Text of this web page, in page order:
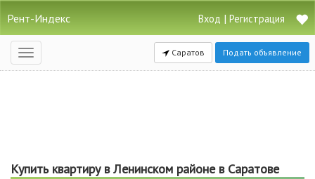
Рент-Индекс Вход | Регистрация
Открыть
навигацию
Саратов Подать объявление
Купить квартиру в Ленинском районе в Саратове